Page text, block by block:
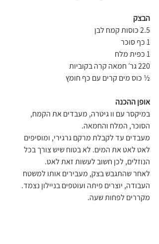
הבצק
2.5 כוסות קמח לבן
1 כף סוכר
1 כפית מלח
220 גר׳ חמאה קרה בקוביות
½ כוס מים קרים עם כף חומץ
אופן ההכנה
במיקסר עם וו גיטרה, מעבדים את הקמח,
הסוכר, המלח והחמאה.
מעבדים עד לקבלת מרקם גרגירי, ומוסיפים
לאט לאט את המים. לא בטוח שיש צורך בכל
הנוזלים, לכן חשוב לעשות זאת לאט.
לאחר שהתגבש בצק, מעבירים אותו למשטח
העבודה, יוצרים פיתה ועוטפים בניילון נצמד.
מקררים לפחות שעה.